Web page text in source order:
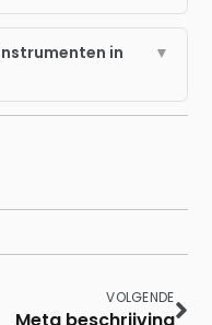
in
▼
VOLGENDE